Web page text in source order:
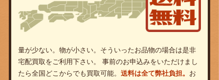
量が少ない。物が小さい。そういったお品物の場合は是非
宅配買取をご利用下さい。 事前のお申込みをいただけまし
たら全国どこからでも買取可能。 送料は全て弊社負担。 お